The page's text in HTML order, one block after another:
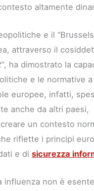
altamente
e il
attraverso il
“, ha dimostrato la
e le normative
europee, infatti,
anche da altri paesi,
un contesto
riflette i principi
e disicurezza
influenza non è